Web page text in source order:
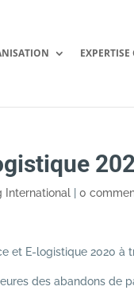
International |0
et E-logistique 2020 à
des abandons de